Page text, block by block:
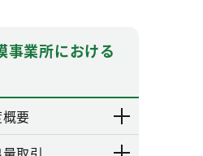
事業所における
要